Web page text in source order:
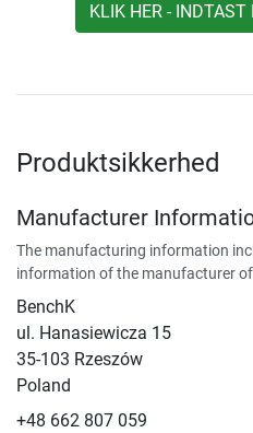
KLIK HER -
Produktsikkerhed
Manufacturer
The manufacturing information
information of the manufacturer
BenchK
ul. Hanasiewicza 15
35-103 Rzeszów
Poland
+48 662 807 059